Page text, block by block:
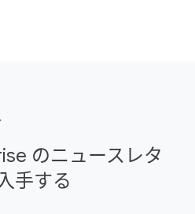
のニュースレタ
手する